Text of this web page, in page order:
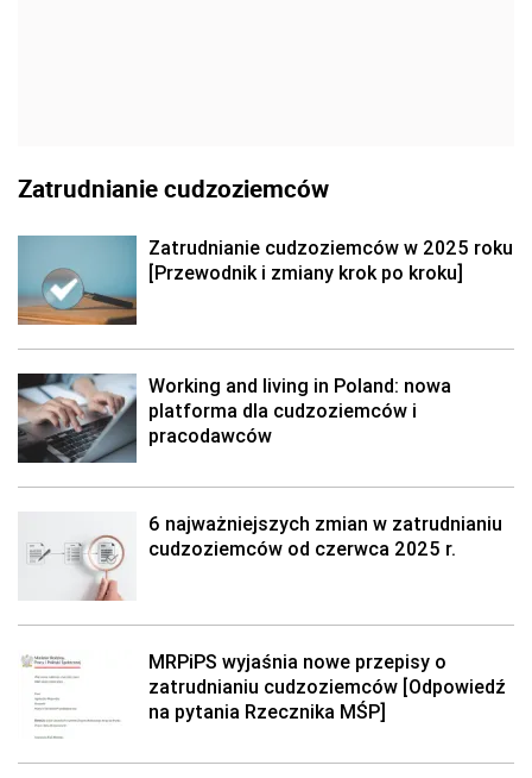
Zatrudnianie cudzoziemców
Zatrudnianie cudzoziemców w 2025 roku
[Przewodnik i zmiany krok po kroku]
Working and living in Poland: nowa
platforma dla cudzoziemców i
pracodawców
6 najważniejszych zmian w zatrudnianiu
cudzoziemców od czerwca 2025 r.
MRPiPS wyjaśnia nowe przepisy o
zatrudnianiu cudzoziemców [Odpowiedź
na pytania Rzecznika MŚP]